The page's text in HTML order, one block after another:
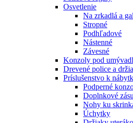
Osvetlenie
Na zrkadlá a
Stropné
Podhľadové
Nástenné
Závesné
Konzoly pod
Drevené police a
Príslušenstvo k
Podperné
Doplnkové
Nohy ku
Úchytky